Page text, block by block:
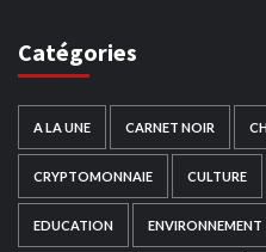
Catégories
A LA UNE CARNET NOIR
CRYPTOMONNAIE CULTURE
EDUCATION ENVIRONNEMENT